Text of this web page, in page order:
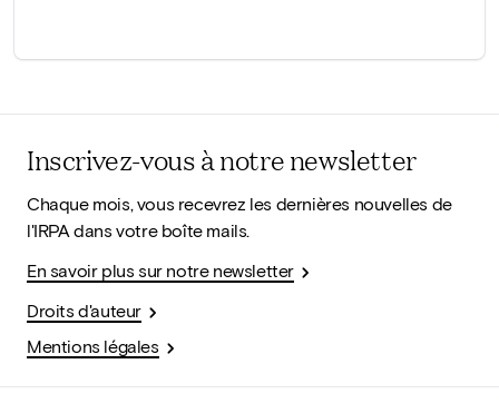
Inscrivez-vous à notre newsletter
Chaque mois, vous recevrez les dernières nouvelles de
l'IRPA dans votre boîte mails.
En savoir plus sur notre newsletter
Droits d'auteur
Mentions légales